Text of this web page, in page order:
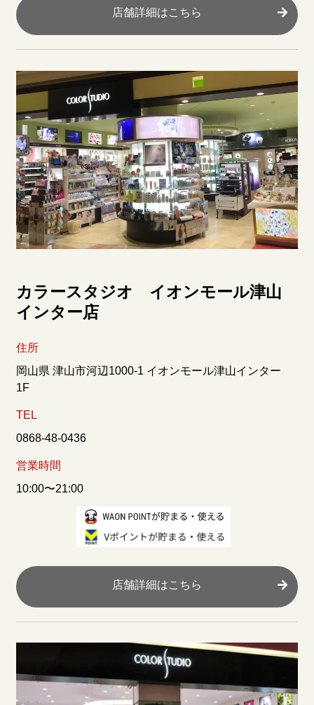
店舗詳細はこちら
カラースタジオ イオンモール津山
インター店
住所
岡山県 津山市河辺1000-1 イオンモール津山インター
1F
TEL
0868-48-0436
営業時間
10:00〜21:00
店舗詳細はこちら